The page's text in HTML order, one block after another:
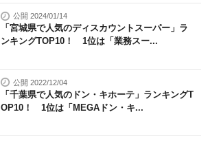
公開 2024/01/14
「宮城県で人気のディスカウントスーパー」ラ
ンキングTOP10！ 1位は「業務スー...
公開 2022/12/04
「千葉県で人気のドン・キホーテ」ランキングT
OP10！ 1位は「MEGAドン・キ...